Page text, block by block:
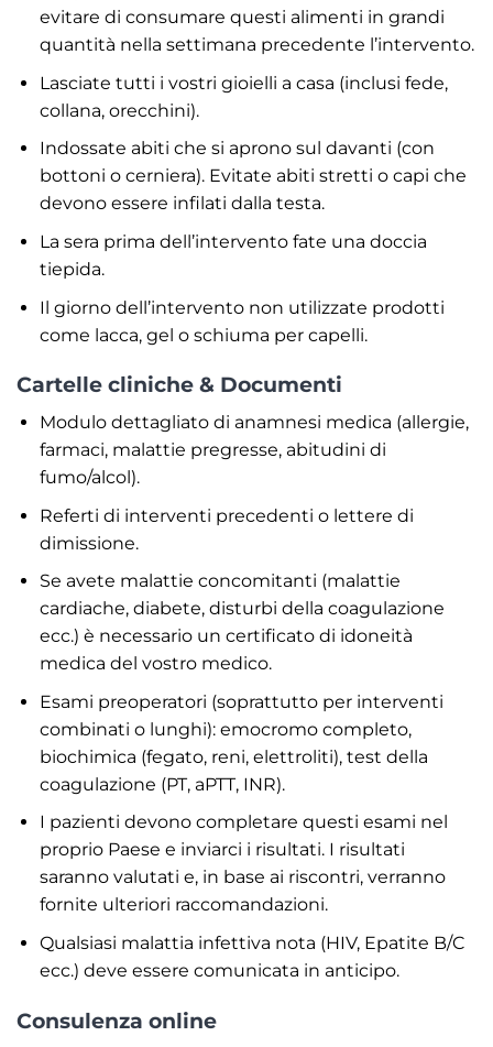
evitare di consumare questi alimenti in grandi
quantità nella settimana precedente l’intervento.
Lasciate tutti i vostri gioielli a casa (inclusi fede,
collana, orecchini).
Indossate abiti che si aprono sul davanti (con
bottoni o cerniera). Evitate abiti stretti o capi che
devono essere infilati dalla testa.
La sera prima dell’intervento fate una doccia
tiepida.
Il giorno dell’intervento non utilizzate prodotti
come lacca, gel o schiuma per capelli.
Cartelle cliniche & Documenti
Modulo dettagliato di anamnesi medica (allergie,
farmaci, malattie pregresse, abitudini di
fumo/alcol).
Referti di interventi precedenti o lettere di
dimissione.
Se avete malattie concomitanti (malattie
cardiache, diabete, disturbi della coagulazione
ecc.) è necessario un certificato di idoneità
medica del vostro medico.
Esami preoperatori (soprattutto per interventi
combinati o lunghi): emocromo completo,
biochimica (fegato, reni, elettroliti), test della
coagulazione (PT, aPTT, INR).
I pazienti devono completare questi esami nel
proprio Paese e inviarci i risultati. I risultati
saranno valutati e, in base ai riscontri, verranno
fornite ulteriori raccomandazioni.
Qualsiasi malattia infettiva nota (HIV, Epatite B/C
ecc.) deve essere comunicata in anticipo.
Consulenza online